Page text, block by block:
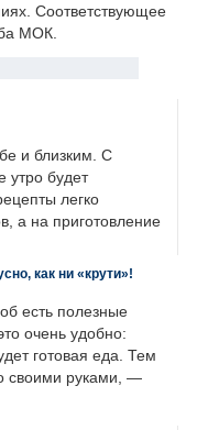
Соответствующее
МОК.
и близким. С
утро будет
легко
а на приготовление
как ни «крути»!
есть полезные
очень удобно:
готовая еда. Тем
своими руками, —